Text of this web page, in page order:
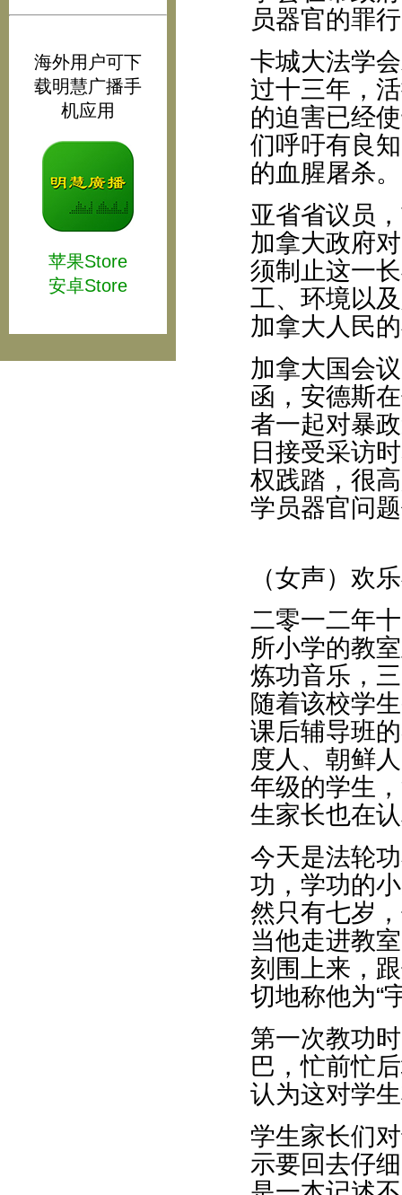
海外用户可下
载明慧广播手
机应用
苹果Store
安卓Store
员器官的罪
卡城大法学
过十三年，
的迫害已经
们呼吁有良
的血腥屠杀。
亚省省议员
加拿大政府
须制止这一
工、环境以
加拿大人民
加拿大国会
函，安德斯
者一起对暴
日接受采访
权践踏，很
学员器官问
（女声）欢
二零一二年
所小学的教
炼功音乐，
随着该校学
课后辅导班
度人、朝鲜
年级的学生
生家长也在
今天是法轮
功，学功的
然只有七岁
当他走进教
刻围上来，
切地称他为“
第一次教功
巴，忙前忙
认为这对学
学生家长们
示要回去仔